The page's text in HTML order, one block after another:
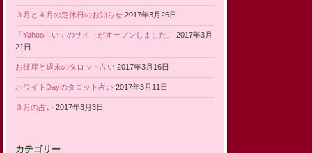
３月と４月の定休日のお知らせ 2017年3月26日
「Yahoo占い」のサイトがオープンしました。
2017年3月
21日
お彼岸と週末のタロット占い 2017年3月16日
ホワイトDayのタロット占い 2017年3月11日
３月の占い 2017年3月3日